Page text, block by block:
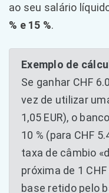
ao seu salário
% e 15 %.
Exemplo de
Se ganhar CHF
vez de utilizar
1,05 EUR), o
10 % (para CHF
taxa de câmbio
próxima de 1
base retido pelo